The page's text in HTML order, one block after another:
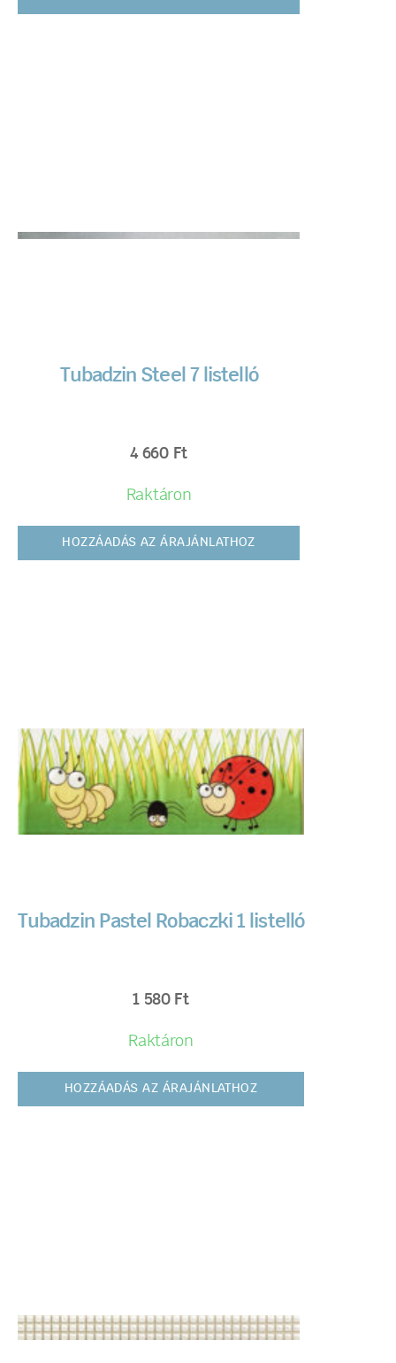
Tubadzin Steel 7 listelló
4 660 Ft
Raktáron
HOZZÁADÁS AZ ÁRAJÁNLATHOZ
Tubadzin Pastel Robaczki 1 listelló
1 580 Ft
Raktáron
HOZZÁADÁS AZ ÁRAJÁNLATHOZ